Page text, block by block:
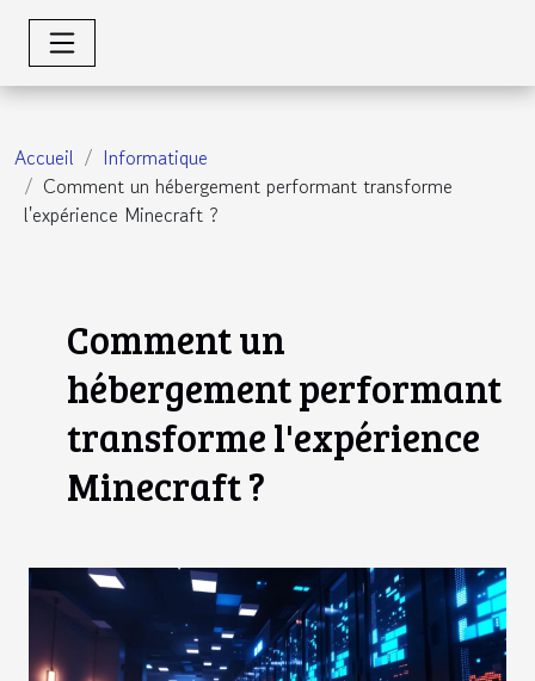
Accueil
Informatique
Comment un hébergement performant transforme
l'expérience Minecraft ?
Comment un
hébergement performant
transforme l'expérience
Minecraft ?